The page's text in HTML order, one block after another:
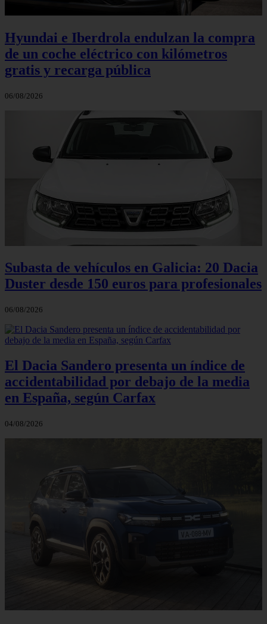
Hyundai e Iberdrola endulzan la compra
de un coche eléctrico con kilómetros
gratis y recarga pública
06/08/2026
Subasta de vehículos en Galicia: 20 Dacia
Duster desde 150 euros para profesionales
06/08/2026
El Dacia Sandero presenta un índice de
accidentabilidad por debajo de la media
en España, según Carfax
04/08/2026